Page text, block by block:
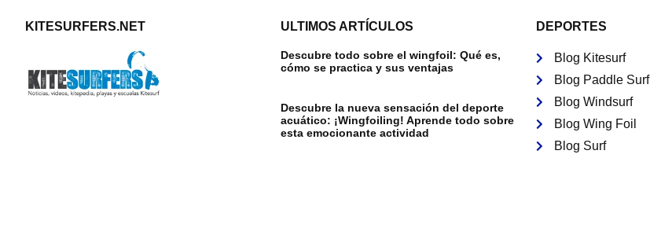
KITESURFERS.NET ULTIMOS ARTÍCULOS
Descubre todo sobre el wingfoil: Qué es,
cómo se practica y sus ventajas
Descubre la nueva sensación del deporte
acuático: ¡Wingfoiling! Aprende todo sobre
esta emocionante actividad
DEPORTES
Blog Kitesurf
Blog Paddle Surf
Blog Windsurf
Blog Wing Foil
Blog Surf